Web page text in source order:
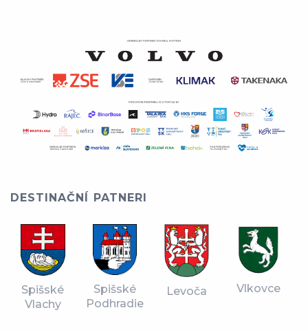
DESTINAČNÍ PATNERI
Spišské
Vlachy
Spišské
Podhradie
Levoča Vlkovce